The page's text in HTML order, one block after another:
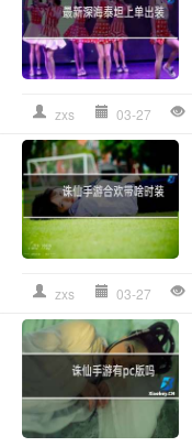
zxs 03-27
zxs 03-27